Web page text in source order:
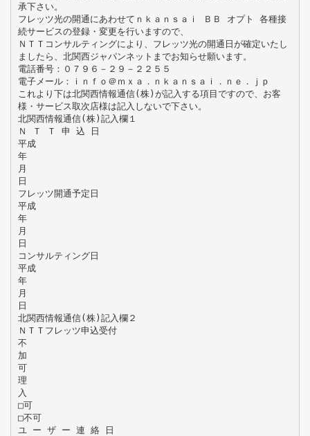
承下さい。
フレッツ光の開通にあわせてｎｋａｎｓａｉ ＢＢ オプト 各種接
続サービスの登録・変更を行いますので、
ＮＴＴコンサルティングにより、フレッツ光の開通日が確定いたし
ましたら、北関西ジャパンネットまでお知らせ願います。
電話番号：０７９６－２９－２２５５
電子メール：ｉｎｆｏ＠ｍｘａ．ｎｋａｎｓａｉ．ｎｅ．ｊｐ
これより下は北関西情報通信(株)が記入する項目ですので、お客
様・サービス取次店様は記入しないで下さい。
北関西情報通信(株)記入欄１
Ｎ Ｔ Ｔ 申 込 日
平成
年
月
日
フレッツ開通予定日
平成
年
月
日
コンサルティング日
平成
年
月
日
北関西情報通信(株)記入欄２
ＮＴＴフレッツ申込受付
不
加
可
理
入
□可
□不可
ユ ー ザ ー 連 絡 日